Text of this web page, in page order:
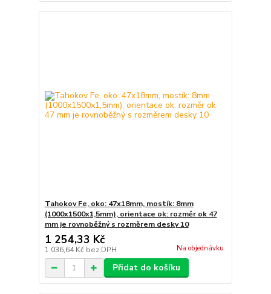
Tahokov Fe, oko: 47x18mm, mostík: 8mm
(1000x1500x1,5mm), orientace ok: rozměr ok 47
mm je rovnoběžný s rozměrem desky 10
1 254,33 Kč
1 036,64 Kč bez DPH Na objednávku
Přidat do košíku